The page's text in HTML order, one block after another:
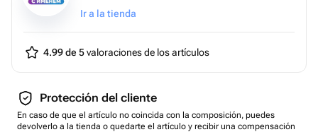
Ir a la tienda
4.99 de 5valoraciones de los artículos
Protección del cliente
En caso de que el artículo no coincida con la composición, puedes
devolverlo a la tienda o quedarte el artículo y recibir una compensación